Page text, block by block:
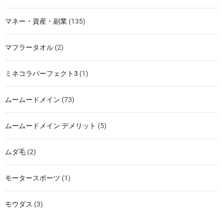
マネー・資産・副業 (135)
マフラータオル (2)
ミネコラパーフェクト3 (1)
ムームードメイン (73)
ムームードメイン デメリット (5)
ムダ毛 (2)
モータースポーツ (1)
モウダス (3)